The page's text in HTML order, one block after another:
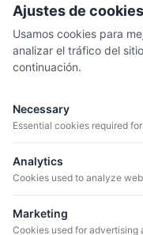
Quiénes somos
Catálogo
Bodegas
Blog
CONTACTO
Ajustes de cookies
Usamos cookies para
analizar el tráfico del
continuación.
Necessary
Essential cookies required
Analytics
Cookies used to analyze
Marketing
Cookies used for